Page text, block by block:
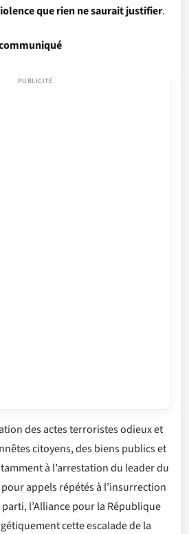
que rien ne saurait justifier.
des actes terroristes odieux et
citoyens, des biens publics et
à l’arrestation du leader du
appels répétés à l’insurrection
l’Alliance pour la République
cette escalade de la